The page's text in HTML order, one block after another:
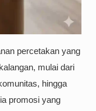
percetakan yang
mulai dari
hingga
promosi yang